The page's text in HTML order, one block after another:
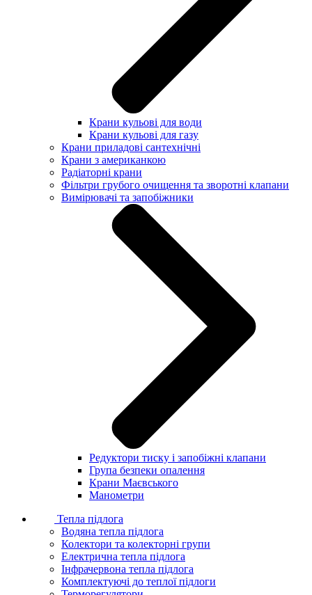
Крани кульові для води
Крани кульові для газу
Крани приладові сантехнічні
Крани з американкою
Радіаторні крани
Фільтри грубого очищення та зворотні клапани
Вимірювачі та запобіжники
Редуктори тиску і запобіжні клапани
Група безпеки опалення
Крани Маєвського
Манометри
Тепла підлога
Водяна тепла підлога
Колектори та колекторні групи
Електрична тепла підлога
Інфрачервона тепла підлога
Комплектуючі до теплої підлоги